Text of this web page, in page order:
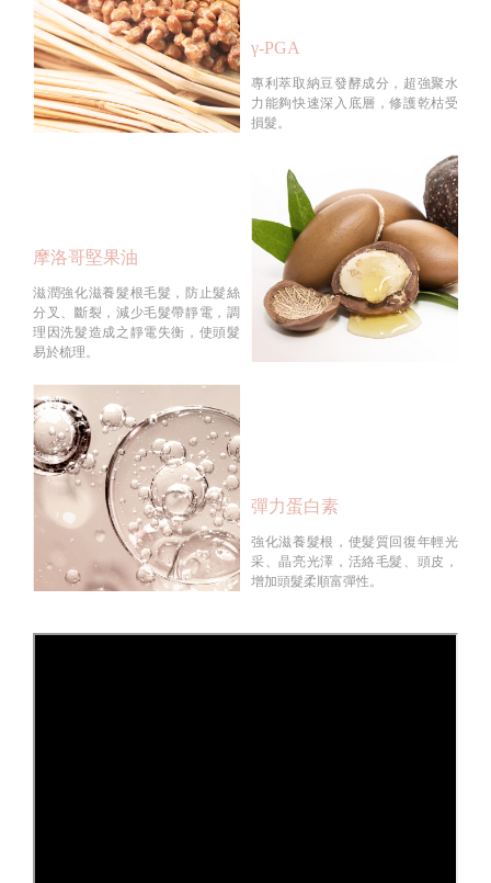
γ-PGA
專利萃取納豆發酵成分，超強聚水
力能夠快速深入底層，修護乾枯受
損髮。
摩洛哥堅果油
滋潤強化滋養髮根毛髮，防止髮絲
分叉、斷裂，減少毛髮帶靜電，調
理因洗髮造成之靜電失衡，使頭髮
易於梳理。
彈力蛋白素
強化滋養髮根，使髮質回復年輕光
采、晶亮光澤，活絡毛髮、頭皮，
增加頭髮柔順富彈性。